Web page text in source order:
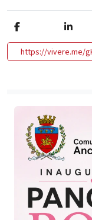
https://vivere.me/